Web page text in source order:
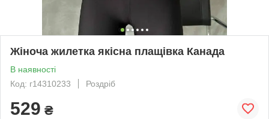
Жіноча жилетка якісна плащівка Канада
В наявності
Код: г14310233
Роздріб
529 ₴